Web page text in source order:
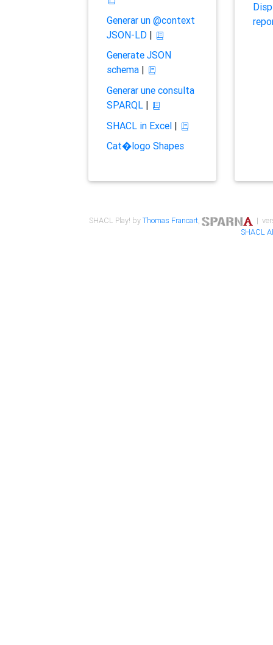
Generar un @context
JSON-LD|
Generate JSON
schema|
Generar une consulta
SPARQL|
SHACL in Excel|
Cat�logo Shapes
SHACL Play! byThomas Francart,
|
SHACL